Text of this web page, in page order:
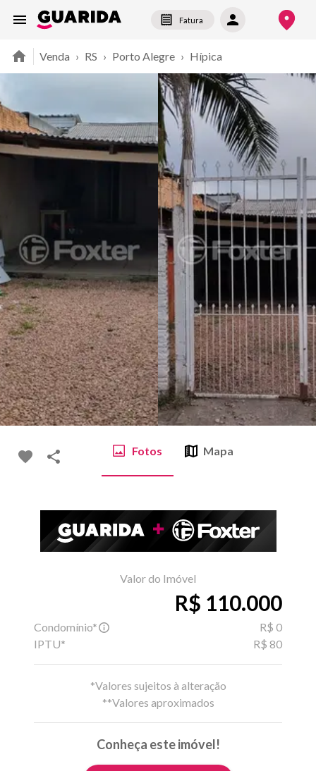
Fatura
Venda › RS › Porto Alegre › Hípica
Fotos Mapa
Valor do Imóvel
R$ 110.000
Condomínio*
R$ 0
IPTU*
R$ 80
*Valores sujeitos à alteração
**Valores aproximados
Conheça este imóvel!